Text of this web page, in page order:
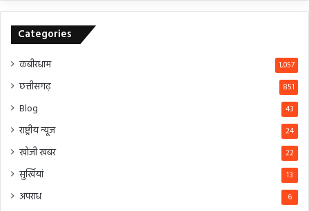
Categories
कबीरधाम 1,057
छत्तीसगढ़ 851
Blog 43
राष्ट्रीय न्यूज 24
खोजी खबर 22
सुर्खियां 13
अपराध 6